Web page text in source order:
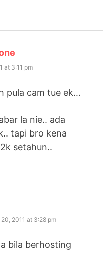
at 3:11 pm
pula cam tue ek…
la nie.. ada
tapi bro kena
setahun..
2011 at 3:28 pm
bila berhosting